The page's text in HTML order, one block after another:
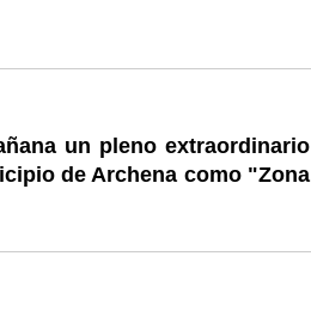
un pleno extraordinario
de Archena como "Zona